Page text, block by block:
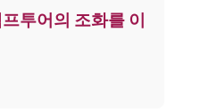
투어의 조화를 이